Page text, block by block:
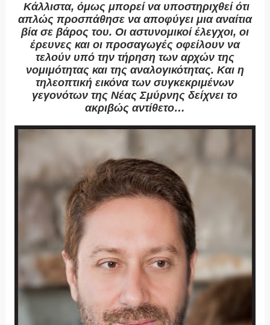
Κάλλιστα, όμως μπορεί να υποστηριχθεί ότι
απλώς προσπάθησε να αποφύγει μια αναίτια
βία σε βάρος του. Οι αστυνομικοί έλεγχοι, οι
έρευνες και οι προσαγωγές οφείλουν να
τελούν υπό την τήρηση των αρχών της
νομιμότητας και της αναλογικότητας. Και η
τηλεοπτική εικόνα των συγκεκριμένων
γεγονότων της Νέας Σμύρνης δείχνει το
ακριβώς αντίθετο…